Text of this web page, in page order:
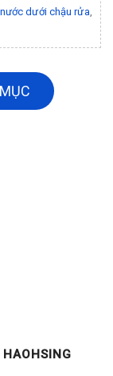
dưới chậu rửa
DÙNG